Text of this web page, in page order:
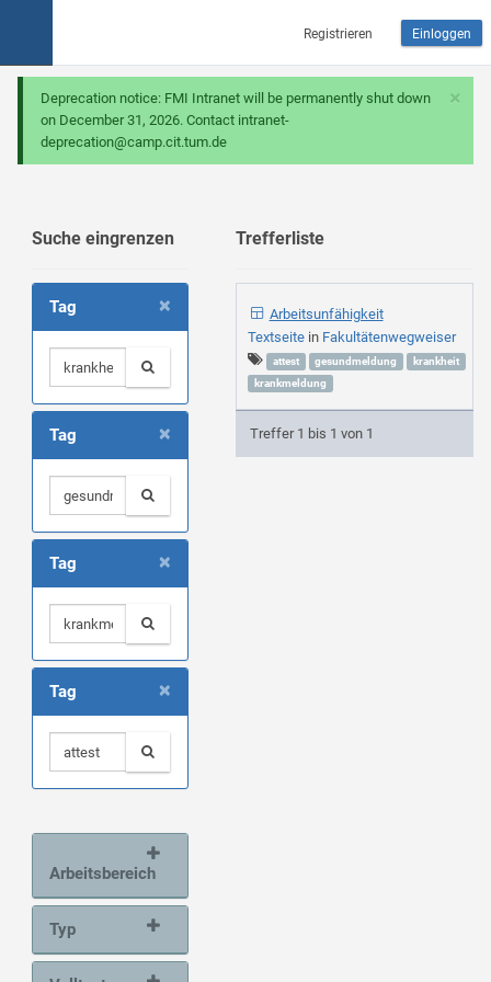
Registrieren Einloggen
×
Deprecation notice: FMI Intranet will be permanently shut down
on December 31, 2026. Contact intranet-
deprecation@camp.cit.tum.de
Suche eingrenzen
×
Tag
×
Tag
×
Tag
×
Tag
Arbeitsbereich
Typ
Trefferliste
Arbeitsunfähigkeit
Textseite in Fakultätenwegweiser
attest gesundmeldung
krankheit
krankmeldung
Treffer 1 bis 1 von 1